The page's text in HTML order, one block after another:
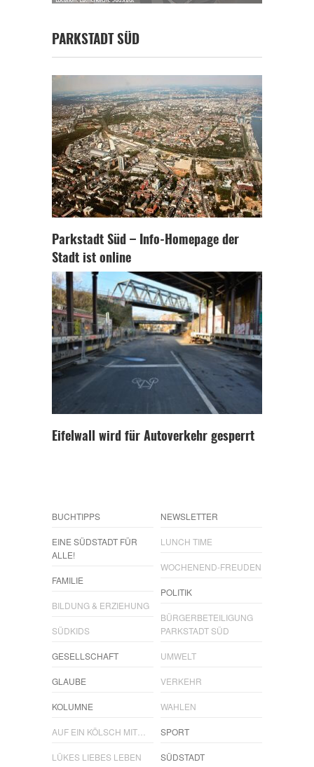
PARKSTADT SÜD
Parkstadt Süd – Info-Homepage der
Stadt ist online
Eifelwall wird für Autoverkehr gesperrt
BUCHTIPPS
EINE SÜDSTADT FÜR
ALLE!
FAMILIE
BILDUNG & ERZIEHUNG
SÜDKIDS
GESELLSCHAFT
GLAUBE
KOLUMNE
AUF EIN KÖLSCH MIT…
LÜKES LIEBES LEBEN
NEWSLETTER
LUNCH TIME
WOCHENEND-FREUDEN
POLITIK
BÜRGERBETEILIGUNG
PARKSTADT SÜD
UMWELT
VERKEHR
WAHLEN
SPORT
SÜDSTADT